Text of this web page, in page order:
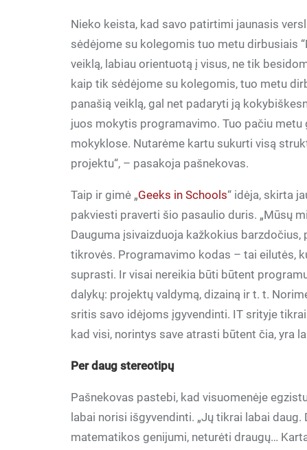
Nieko keista, kad savo patirtimi jaunasis
sėdėjome su kolegomis tuo metu dirbusiais
veiklą, labiau orientuotą į visus, ne tik
kaip tik sėdėjome su kolegomis, tuo metu
panašią veiklą, gal net padaryti ją
juos mokytis programavimo. Tuo pačiu metu
mokyklose. Nutarėme kartu sukurti visą
projektu“, – pasakoja pašnekovas.
Taip ir gimė „Geeks in Schools“ idėja, skirta
pakviesti praverti šio pasaulio duris. „Mūsų
Dauguma įsivaizduoja kažkokius
tikrovės. Programavimo kodas – tai eilutės,
suprasti. Ir visai nereikia būti būtent
dalykų: projektų valdymą, dizainą ir t. t.
sritis savo idėjoms įgyvendinti. IT srityje
kad visi, norintys save atrasti būtent čia, yra
Per daug stereotipų
Pašnekovas pastebi, kad visuomenėje
labai norisi išgyvendinti. „Jų tikrai labai
matematikos genijumi, neturėti draugų…